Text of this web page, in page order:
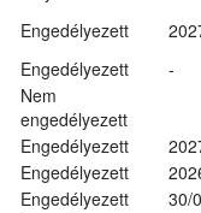
Engedélyezett
Engedélyezett
-
Nem
engedélyezett
Engedélyezett
Engedélyezett
Engedélyezett
30/